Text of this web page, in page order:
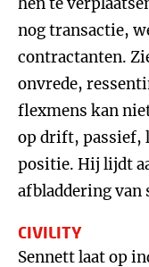
nog transactie,
contractanten.
onvrede,
flexmens kan
op drift, passief,
positie. Hij lijdt
afbladdering van
CIVILITY
Sennett laat op